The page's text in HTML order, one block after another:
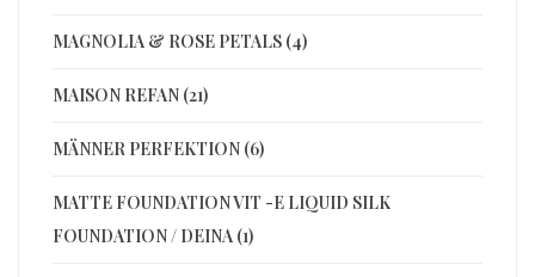
MAGNOLIA & ROSE PETALS (4)
MAISON REFAN (21)
MÄNNER PERFEKTION (6)
MATTE FOUNDATION VIT -E LIQUID SILK
FOUNDATION / DEINA (1)